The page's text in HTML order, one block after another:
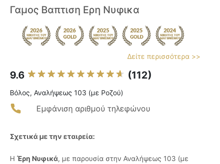
Γαμος Βαπτιση Ερη Νυφικα
Δείτε περισσότερα >>
9.6 (112)
Βόλος, Αναλήψεως 103 (με Ροζού)
Εμφάνιση αριθμού τηλεφώνου
Σχετικά με την εταιρεία:
Η Έρη Νυφικά, με παρουσία στην Αναλήψεως 103 (με